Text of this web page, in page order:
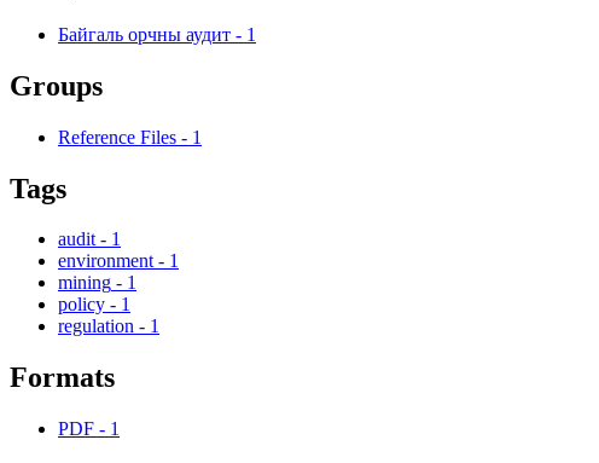
Байгаль орчны аудит - 1
Groups
Reference Files - 1
Tags
audit - 1
environment - 1
mining - 1
policy - 1
regulation - 1
Formats
PDF - 1